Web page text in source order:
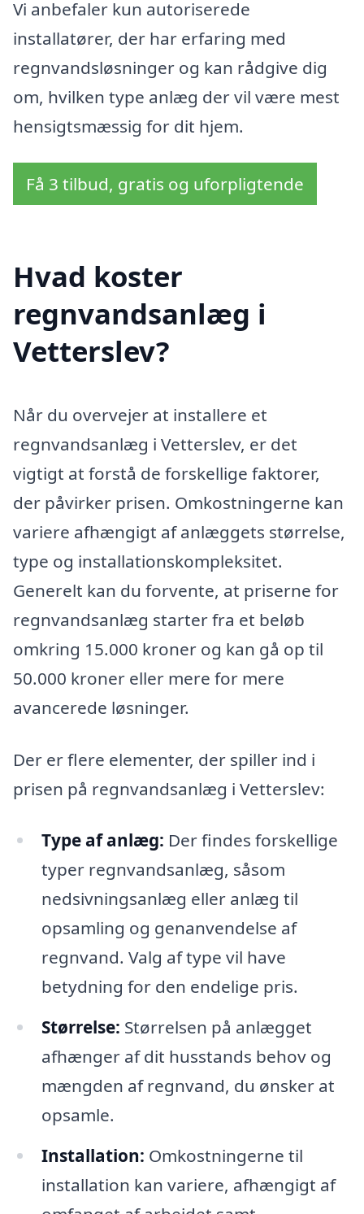
Vi anbefaler kun autoriserede
installatører, der har erfaring med
regnvandsløsninger og kan rådgive dig
om, hvilken type anlæg der vil være mest
hensigtsmæssig for dit hjem.
Få 3 tilbud, gratis og uforpligtende
Hvad koster
regnvandsanlæg i
Vetterslev?
Når du overvejer at installere et
regnvandsanlæg i Vetterslev, er det
vigtigt at forstå de forskellige faktorer,
der påvirker prisen. Omkostningerne kan
variere afhængigt af anlæggets størrelse,
type og installationskompleksitet.
Generelt kan du forvente, at priserne for
regnvandsanlæg starter fra et beløb
omkring 15.000 kroner og kan gå op til
50.000 kroner eller mere for mere
avancerede løsninger.
Der er flere elementer, der spiller ind i
prisen på regnvandsanlæg i Vetterslev:
Type af anlæg: Der findes forskellige
typer regnvandsanlæg, såsom
nedsivningsanlæg eller anlæg til
opsamling og genanvendelse af
regnvand. Valg af type vil have
betydning for den endelige pris.
Størrelse: Størrelsen på anlægget
afhænger af dit husstands behov og
mængden af regnvand, du ønsker at
opsamle.
Installation: Omkostningerne til
installation kan variere, afhængigt af